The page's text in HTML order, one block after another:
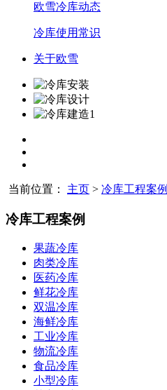
欧雪冷库动态
冷库使用常识
关于欧雪
当前位置： 主页 > 冷库工程案例
冷库工程案例
果蔬冷库
肉类冷库
医药冷库
鲜花冷库
双温冷库
海鲜冷库
工业冷库
物流冷库
食品冷库
小型冷库